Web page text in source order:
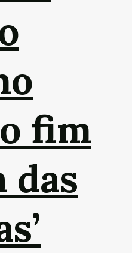
fim
das